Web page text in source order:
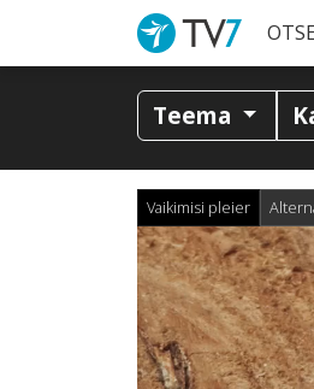
OTSE
Teema
Vaikimisi pleier